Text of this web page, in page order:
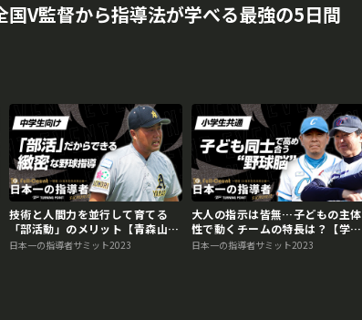
V監督から指導法が学べる最強の5日間
技術と人間力を並行して育てる
「部活動」のメリット【青森山田
シニア】 日本一の指導者サミッ
日本一の指導者サミット2023
大人の指示は皆無…子どもの主体
性で動くチームの特長は？【学童
日本一対談】 日本一の指導者サ
日本一の指導者サミット2023